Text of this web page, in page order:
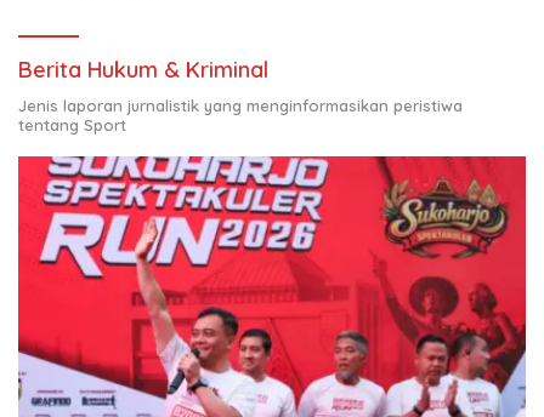
Berita Hukum & Kriminal
Jenis laporan jurnalistik yang menginformasikan peristiwa
tentang Sport